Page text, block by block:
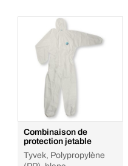
Combinaison de
protection jetable
Tyvek, Polypropylène